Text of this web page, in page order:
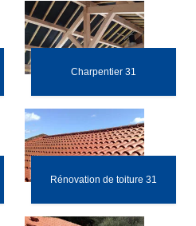
Charpentier 31
Rénovation de toiture 31